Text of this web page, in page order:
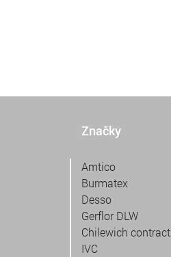
Značky
Amtico
Burmatex
Desso
Gerflor DLW
Chilewich contract
IVC